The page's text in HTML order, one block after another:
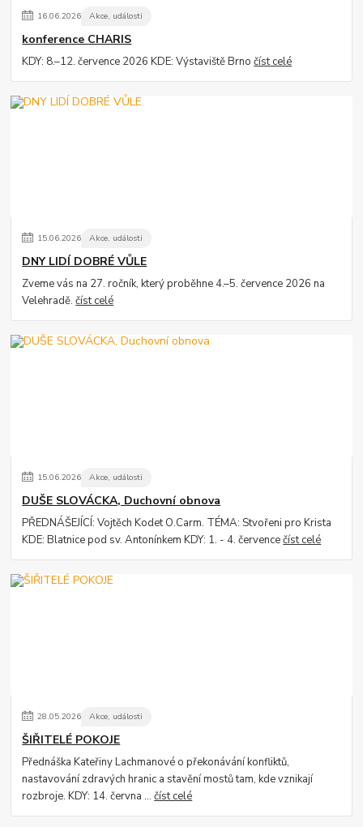
16.06.2026 Akce, události
konference CHARIS
KDY: 8.–12. července 2026 KDE: Výstaviště Brnočíst celé
15.06.2026 Akce, události
DNY LIDÍ DOBRÉ VŮLE
Zveme vás na 27. ročník, který proběhne 4.–5. července 2026 na
Velehradě.číst celé
15.06.2026 Akce, události
DUŠE SLOVÁCKA, Duchovní obnova
PŘEDNÁŠEJÍCÍ: Vojtěch Kodet O.Carm. TÉMA: Stvořeni pro Krista
KDE: Blatnice pod sv. Antonínkem KDY: 1. - 4. červencečíst celé
28.05.2026 Akce, události
ŠIŘITELÉ POKOJE
Přednáška Kateřiny Lachmanové o překonávání konfliktů,
nastavování zdravých hranic a stavění mostů tam, kde vznikají
rozbroje. KDY: 14. června ...číst celé